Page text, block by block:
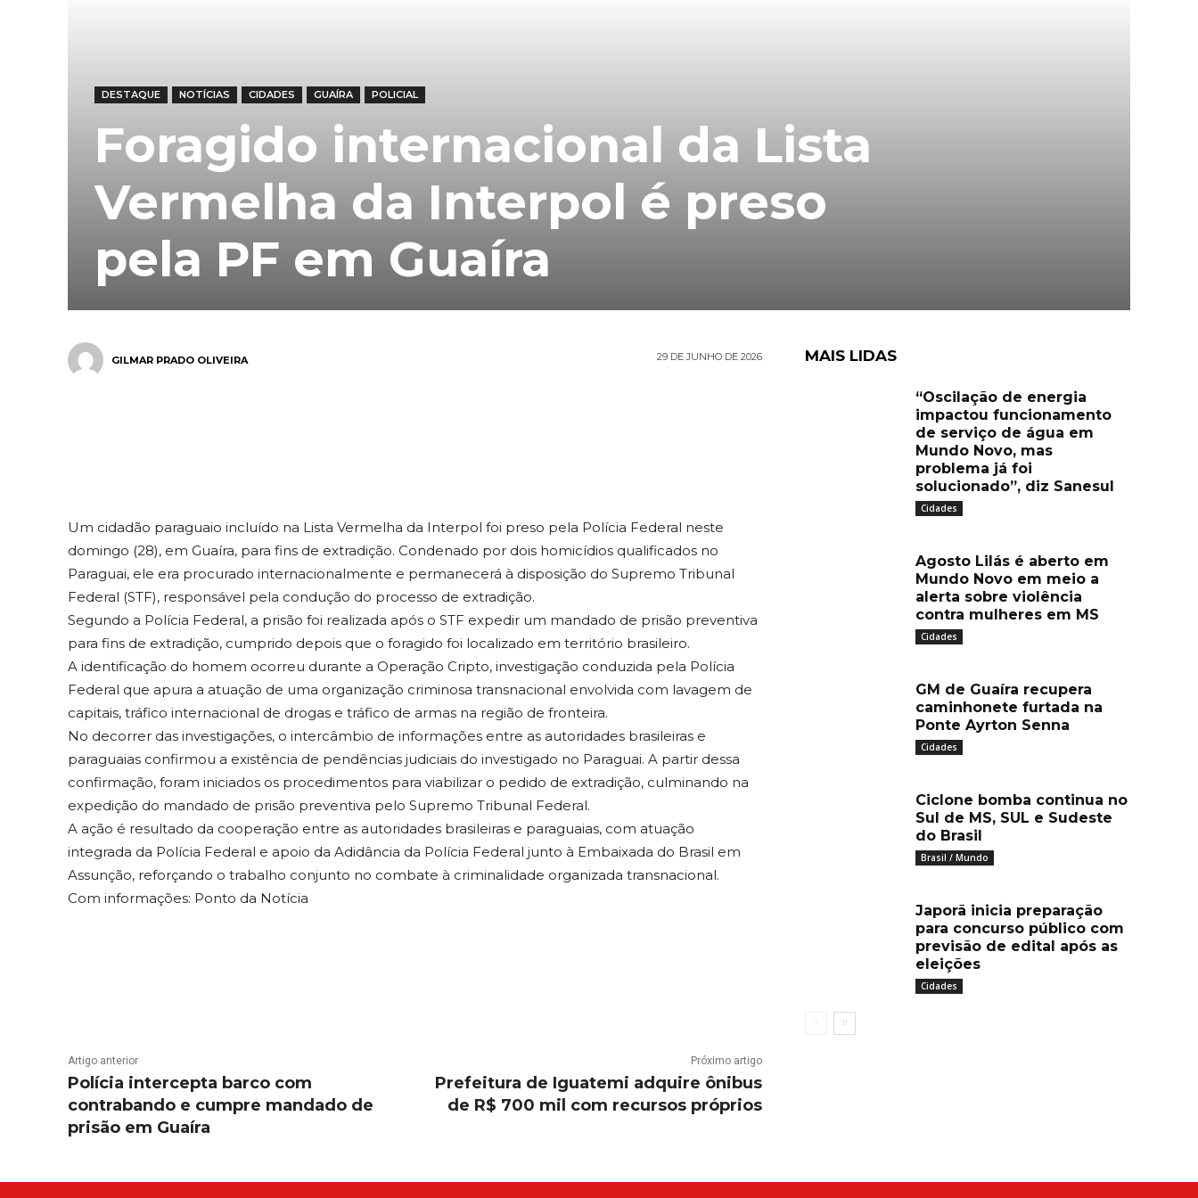
DESTAQUE NOTÍCIAS CIDADES GUAÍRA POLICIAL
Foragido internacional da Lista
Vermelha da Interpol é preso
pela PF em Guaíra
GILMAR PRADO OLIVEIRA 29 DE JUNHO DE 2026
Um cidadão paraguaio incluído na Lista Vermelha da Interpol foi preso pela Polícia Federal neste
domingo (28), em Guaíra, para fins de extradição. Condenado por dois homicídios qualificados no
Paraguai, ele era procurado internacionalmente e permanecerá à disposição do Supremo Tribunal
Federal (STF), responsável pela condução do processo de extradição.
Segundo a Polícia Federal, a prisão foi realizada após o STF expedir um mandado de prisão preventiva
para fins de extradição, cumprido depois que o foragido foi localizado em território brasileiro.
A identificação do homem ocorreu durante a Operação Cripto, investigação conduzida pela Polícia
Federal que apura a atuação de uma organização criminosa transnacional envolvida com lavagem de
capitais, tráfico internacional de drogas e tráfico de armas na região de fronteira.
No decorrer das investigações, o intercâmbio de informações entre as autoridades brasileiras e
paraguaias confirmou a existência de pendências judiciais do investigado no Paraguai. A partir dessa
confirmação, foram iniciados os procedimentos para viabilizar o pedido de extradição, culminando na
expedição do mandado de prisão preventiva pelo Supremo Tribunal Federal.
A ação é resultado da cooperação entre as autoridades brasileiras e paraguaias, com atuação
integrada da Polícia Federal e apoio da Adidância da Polícia Federal junto à Embaixada do Brasil em
Assunção, reforçando o trabalho conjunto no combate à criminalidade organizada transnacional.
Com informações: Ponto da Notícia
Artigo anterior
Polícia intercepta barco com
contrabando e cumpre mandado de
prisão em Guaíra
Próximo artigo
Prefeitura de Iguatemi adquire ônibus
de R$ 700 mil com recursos próprios
MAIS LIDAS
“Oscilação de energia
impactou funcionamento
de serviço de água em
Mundo Novo, mas
problema já foi
solucionado”, diz Sanesul
Cidades
Agosto Lilás é aberto em
Mundo Novo em meio a
alerta sobre violência
contra mulheres em MS
Cidades
GM de Guaíra recupera
caminhonete furtada na
Ponte Ayrton Senna
Cidades
Ciclone bomba continua no
Sul de MS, SUL e Sudeste
do Brasil
Brasil / Mundo
Japorã inicia preparação
para concurso público com
previsão de edital após as
eleições
Cidades